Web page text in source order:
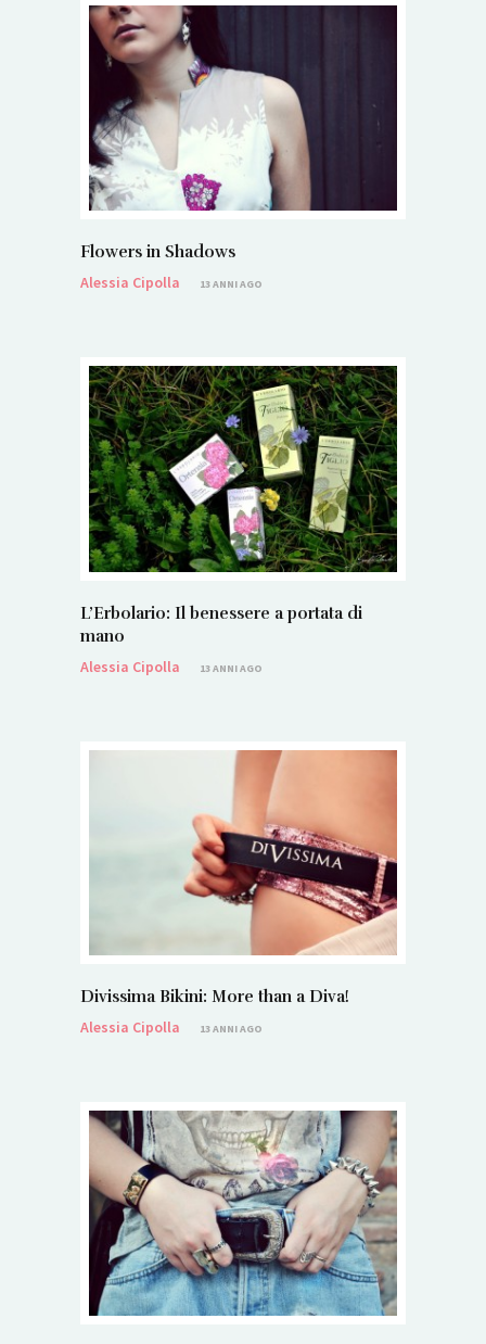
Flowers in Shadows
Alessia Cipolla
13 ANNI AGO
L’Erbolario: Il benessere a portata di
mano
Alessia Cipolla
13 ANNI AGO
Divissima Bikini: More than a Diva!
Alessia Cipolla
13 ANNI AGO